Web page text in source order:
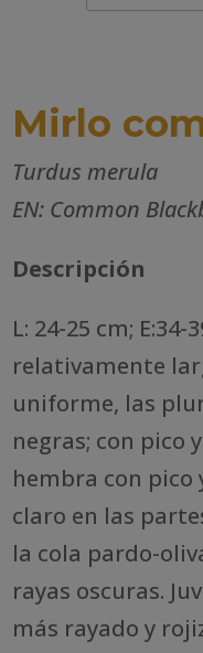
Mirlo
Turdus merula
EN: Common
Descripción
L: 24-25 cm;
relativamente
uniforme, las
negras; con pico
hembra con pico
claro en las
la cola pardo-
rayas oscuras.
más rayado y